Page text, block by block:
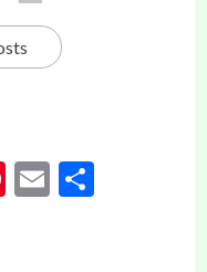
Pinterest
Email